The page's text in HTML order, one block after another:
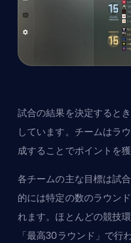
試合の結果を決定すると
しています。チームはラ
成することでポイントを獲
各チームの主な目標は試
的には特定の数のラウン
れます。ほとんどの競技
「最高30ラウンド」で行